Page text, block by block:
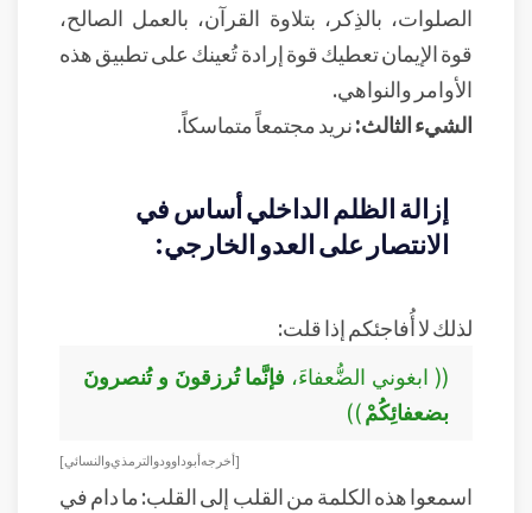
الصلوات، بالذِكر، بتلاوة القرآن، بالعمل الصالح،
قوة الإيمان تعطيك قوة إرادة تُعينك على تطبيق هذه
الأوامر والنواهي.
الشيء الثالث:نريد مجتمعاً متماسكاً.
إزالة الظلم الداخلي أساس في
الانتصار على العدو الخارجي:
لذلك لا أُفاجئكم إذا قلت:
(( ابغوني الضُّعفاءَ، فإنَّما تُرزقونَ و تُنصرونَ
بضعفائِكُمْ))
[ أخرجه أبو داوود والترمذي والنسائي ]
اسمعوا هذه الكلمة من القلب إلى القلب: ما دام في